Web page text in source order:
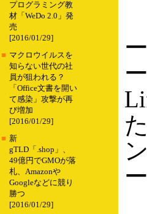
プログラミング教
材「WeDo 2.0」発
売
[2016/01/29]
■ マクロウイルスを
知らない世代の社
員が狙われる？
「Office文書を開い
て感染」攻撃が再
び増加
[2016/01/29]
■ 新
gTLD「.shop」、
49億円でGMOが落
札、Amazonや
Googleなどに競り
勝つ
[2016/01/29]